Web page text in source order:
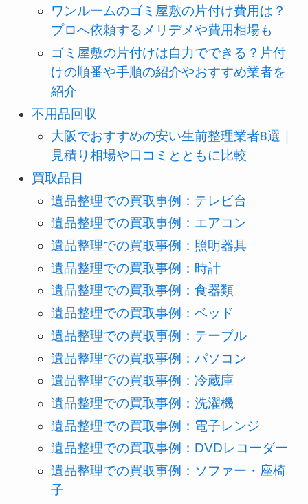
ワンルームのゴミ屋敷の片付け費用は？
プロへ依頼するメリデメや費用相場も
ゴミ屋敷の片付けは自力でできる？片付
けの順番や手順の紹介やおすすめ業者を
紹介
不用品回収
大阪でおすすめの安い生前整理業者8選｜
見積り相場や口コミとともに比較
買取品目
遺品整理での買取事例：テレビ台
遺品整理での買取事例：エアコン
遺品整理での買取事例：照明器具
遺品整理での買取事例：時計
遺品整理での買取事例：食器類
遺品整理での買取事例：ベッド
遺品整理での買取事例：テーブル
遺品整理での買取事例：パソコン
遺品整理での買取事例：冷蔵庫
遺品整理での買取事例：洗濯機
遺品整理での買取事例：電子レンジ
遺品整理での買取事例：DVDレコーダー
遺品整理での買取事例：ソファー・座椅
子